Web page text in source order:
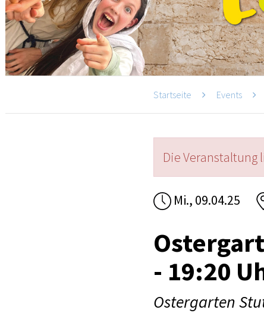
Startseite Events
Die Veranstaltung
Mi., 09.04.25
- 19:20
Ostergarten